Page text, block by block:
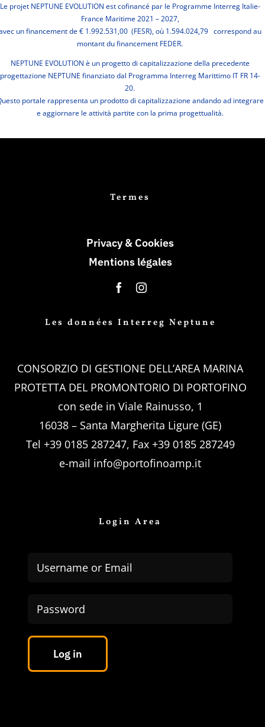
Le projet NEPTUNE EVOLUTION est cofinancé par le Programme Interreg Italie-
France Maritime 2021 – 2027,
un financement de € 1.992.531,00 (FESR), où 1.594.024,79 correspond au
montant du financement FEDER.
NEPTUNE EVOLUTION è un progetto di capitalizzazione della precedente
progettazione NEPTUNE finanziato dal Programma Interreg Marittimo IT FR 14-
20.
portale rappresenta un prodotto di capitalizzazione andando ad integrare
e aggiornare le attività partite con la prima progettualità.
Termes
Privacy & Cookies
Mentions légales
Les données Interreg Neptune
CONSORZIO DI GESTIONE DELL’AREA MARINA
PROTETTA DEL PROMONTORIO DI PORTOFINO
con sede in Viale Rainusso, 1
16038 – Santa Margherita Ligure (GE)
Tel +39 0185 287247, Fax +39 0185 287249
e-mail info@portofinoamp.it
Login Area
Log in